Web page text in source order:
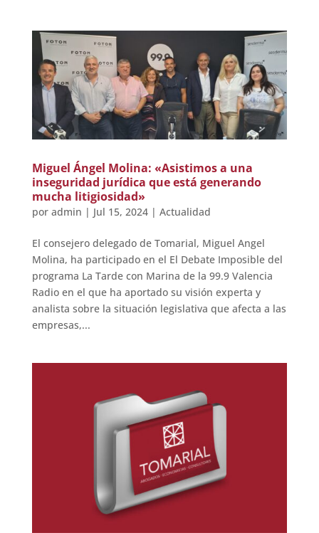
Miguel Ángel Molina: «Asistimos a una
inseguridad jurídica que está generando
mucha litigiosidad»
por admin | Jul 15, 2024| Actualidad
El consejero delegado de Tomarial, Miguel Angel
Molina, ha participado en el El Debate Imposible del
programa La Tarde con Marina de la 99.9 Valencia
Radio en el que ha aportado su visión experta y
analista sobre la situación legislativa que afecta a las
empresas,...